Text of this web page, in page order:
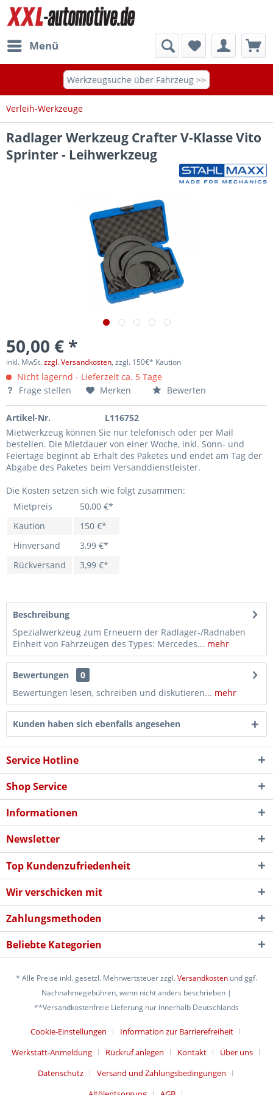
Menü
Werkzeugsuche über Fahrzeug >>
Verleih-Werkzeuge
Radlager Werkzeug Crafter V-Klasse Vito
Sprinter - Leihwerkzeug
50,00 € *
inkl. MwSt.zzgl. Versandkosten, zzgl. 150€* Kaution
Nicht lagernd - Lieferzeit ca. 5 Tage
Frage stellen
Merken Bewerten
Artikel-Nr.
L116752
Mietwerkzeug können Sie nur telefonisch oder per Mail
bestellen. Die Mietdauer von einer Woche, inkl. Sonn- und
Feiertage beginnt ab Erhalt des Paketes und endet am Tag der
Abgabe des Paketes beim Versanddienstleister.
Die Kosten setzen sich wie folgt zusammen:
Mietpreis
50,00 €*
Kaution
150 €*
Hinversand
3,99 €*
Rückversand
3,99 €*
Beschreibung
Spezialwerkzeug zum Erneuern der Radlager-/Radnaben
Einheit von Fahrzeugen des Types: Mercedes... mehr
Bewertungen
0
Bewertungen lesen, schreiben und diskutieren... mehr
Kunden haben sich ebenfalls angesehen
Service Hotline
Shop Service
Informationen
Newsletter
Top Kundenzufriedenheit
Wir verschicken mit
Zahlungsmethoden
Beliebte Kategorien
* Alle Preise inkl. gesetzl. Mehrwertsteuer zzgl.Versandkosten und ggf.
Nachnahmegebühren, wenn nicht anders beschrieben |
**Versandkostenfreie Lieferung nur innerhalb Deutschlands
Cookie-Einstellungen
Information zur Barrierefreiheit
Werkstatt-Anmeldung
Rückruf anlegen Kontakt
Über uns
Datenschutz
Versand und Zahlungsbedingungen